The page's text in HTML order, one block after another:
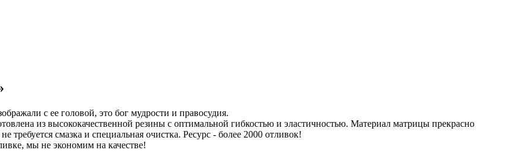
с ее головой, это бог мудрости и правосудия.
из высококачественной резины с оптимальной гибкостью и эластичностью. Материал матрицы прекрасно
смазка и специальная очистка. Ресурс - более 2000 отливок!
мы не экономим на качестве!